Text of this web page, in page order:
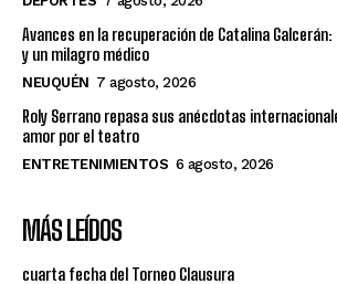
Avances en la recuperación de Catalina
y un milagro médico
NEUQUÉN 7 agosto, 2026
Roly Serrano repasa sus anécdotas
amor por el teatro
ENTRETENIMIENTOS 6 agosto, 2026
MÁS LEÍDOS
cuarta fecha del Torneo Clausura